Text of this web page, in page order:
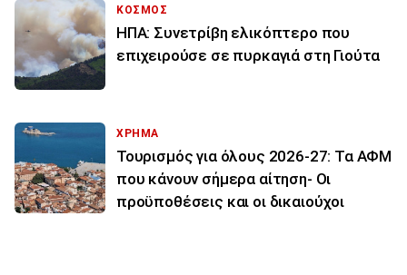
ΚΟΣΜΟΣ
ΗΠΑ: Συνετρίβη ελικόπτερο που
επιχειρούσε σε πυρκαγιά στη Γιούτα
ΧΡΗΜΑ
Τουρισμός για όλους 2026-27: Τα ΑΦΜ
που κάνουν σήμερα αίτηση- Οι
προϋποθέσεις και οι δικαιούχοι